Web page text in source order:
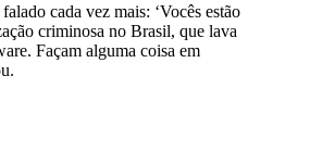
cada vez mais: ‘Vocês estão
criminosa no Brasil, que lava
Façam alguma coisa em